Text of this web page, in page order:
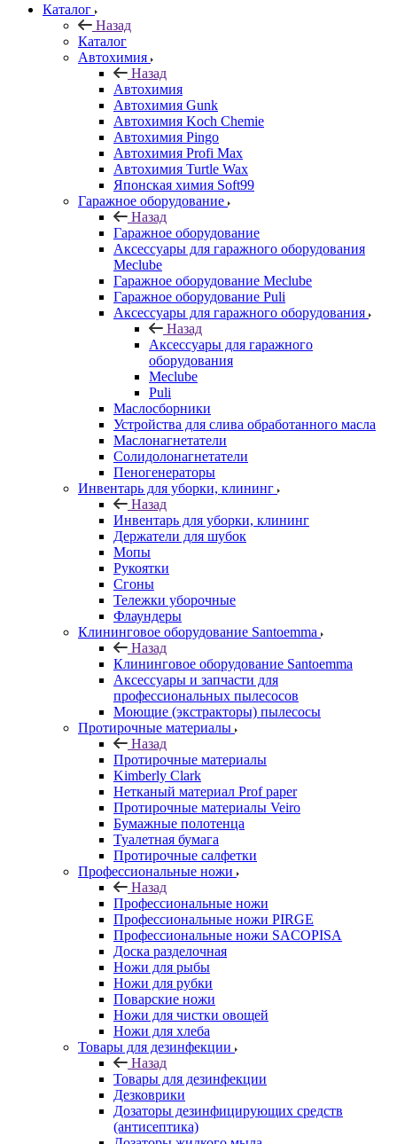
Каталог
Назад
Каталог
Автохимия
Назад
Автохимия
Автохимия Gunk
Автохимия Koch Chemie
Автохимия Pingo
Автохимия Profi Max
Автохимия Turtle Wax
Японская химия Soft99
Гаражное оборудование
Назад
Гаражное оборудование
Аксессуары для гаражного оборудования
Meclube
Гаражное оборудование Meclube
Гаражное оборудование Puli
Аксессуары для гаражного оборудования
Назад
Аксессуары для гаражного
оборудования
Meclube
Puli
Маслосборники
Устройства для слива обработанного масла
Маслонагнетатели
Солидолонагнетатели
Пеногенераторы
Инвентарь для уборки, клининг
Назад
Инвентарь для уборки, клининг
Держатели для шубок
Мопы
Рукоятки
Сгоны
Тележки уборочные
Флаундеры
Клининговое оборудование Santoemma
Назад
Клининговое оборудование Santoemma
Аксессуары и запчасти для
профессиональных пылесосов
Моющие (экстракторы) пылесосы
Протирочные материалы
Назад
Протирочные материалы
Kimberly Clark
Нетканый материал Prof paper
Протирочные материалы Veiro
Бумажные полотенца
Туалетная бумага
Протирочные салфетки
Профессиональные ножи
Назад
Профессиональные ножи
Профессиональные ножи PIRGE
Профессиональные ножи SACOPISA
Доска разделочная
Ножи для рыбы
Ножи для рубки
Поварские ножи
Ножи для чистки овощей
Ножи для хлеба
Товары для дезинфекции
Назад
Товары для дезинфекции
Дезковрики
Дозаторы дезинфицирующих средств
(антисептика)